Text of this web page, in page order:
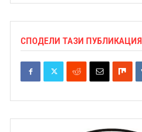
СПОДЕЛИ ТАЗИ ПУБЛИКАЦИЯ